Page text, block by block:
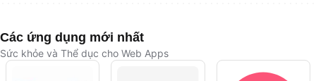
Các ứng dụng mới nhất
Sức khỏe và Thể dục cho Web Apps